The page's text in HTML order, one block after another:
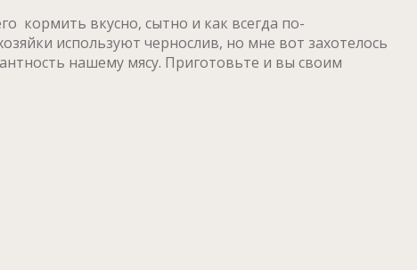
кормить вкусно, сытно и как всегда по-
используют чернослив, но мне вот захотелось
нашему мясу. Приготовьте и вы своим